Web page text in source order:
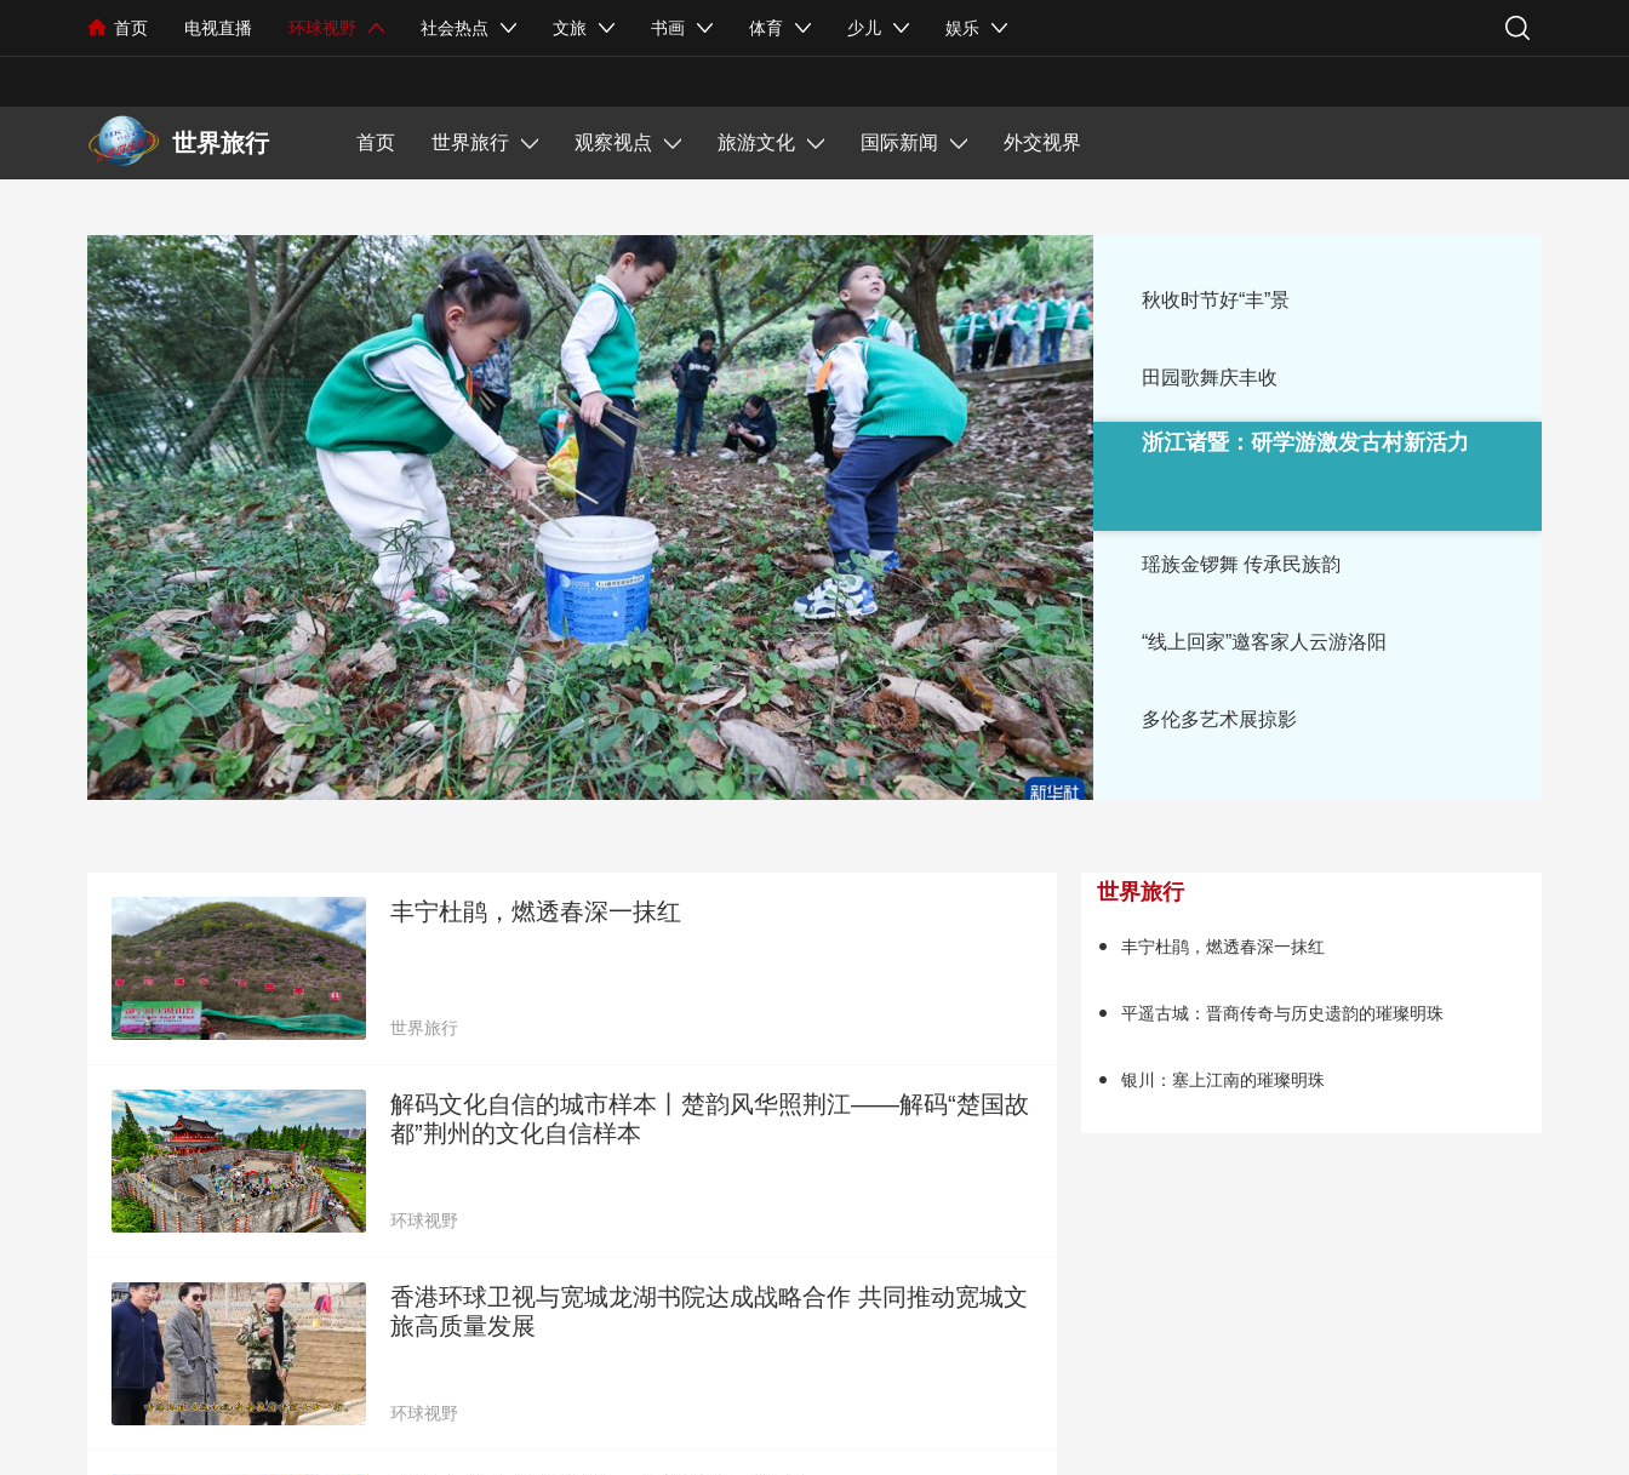
首页 电视直播 环球视野 社会热点 文旅 书画 体育 少儿 娱乐
世界旅行 观察视点 旅游文化 国际新闻 外交视界
热点新闻 政策政令 社会现象 民生关注
芳华在线 中华文化 美食探索 文化遗产 旅游攻略 乡村振兴
书画教育 艺术市场 绘画艺术 书法赏析
中华功夫 体育健身 体育动态 环球体育
少儿未来 少儿科技 少儿才艺 少儿成长
综艺娱乐 音乐风尚 影视资讯 明星动态
世界旅行 首页 世界旅行 观察视点 旅游文化 国际新闻 外交视界
文化展示
秋收时节好“丰”景
田园歌舞庆丰收
浙江诸暨：研学游激发古村新活力
“线上回家”邀客家人云游洛阳
多伦多艺术展掠影
世界旅行
丰宁杜鹃，燃透春深一抹红
平遥古城：晋商传奇与历史遗韵的璀璨明珠
银川：塞上江南的璀璨明珠
丰宁杜鹃，燃透春深一抹红
世界旅行
解码文化自信的城市样本丨楚韵风华照荆江——解码“楚国故
都”荆州的文化自信样本
环球视野
香港环球卫视与宽城龙湖书院达成战略合作 共同推动宽城文
旅高质量发展‌
环球视野